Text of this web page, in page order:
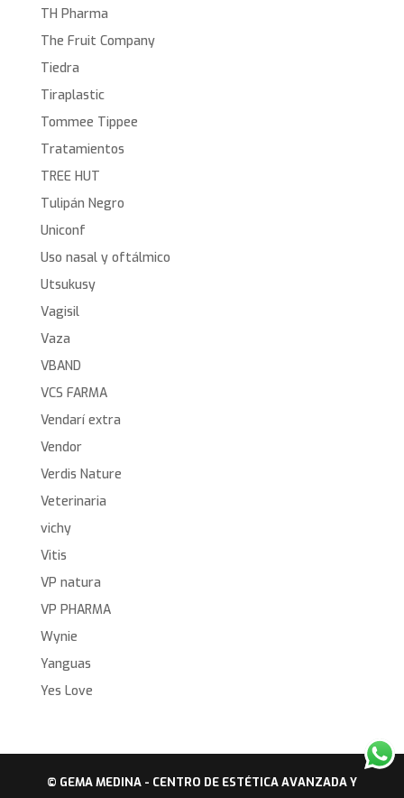
TH Pharma
The Fruit Company
Tiedra
Tiraplastic
Tommee Tippee
Tratamientos
TREE HUT
Tulipán Negro
Uniconf
Uso nasal y oftálmico
Utsukusy
Vagisil
Vaza
VBAND
VCS FARMA
Vendarí extra
Vendor
Verdis Nature
Veterinaria
vichy
Vitis
VP natura
VP PHARMA
Wynie
Yanguas
Yes Love
© GEMA MEDINA - CENTRO DE ESTÉTICA AVANZADA Y